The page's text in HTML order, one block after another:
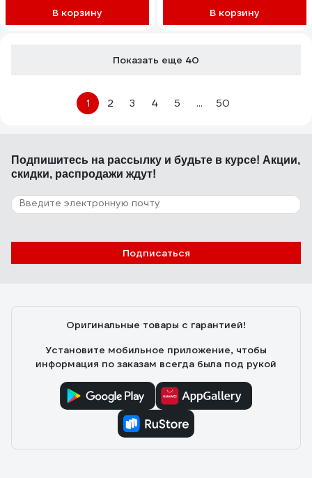
Инновации" 27 мм 21548
В корзину В корзину
Показать еще 40
1 2 3 4 5 ... 50
Подпишитесь на рассылку и будьте в курсе! Акции,
скидки, распродажи ждут!
Подписаться
Оригинальные товары с гарантией!
Установите мобильное приложение, чтобы
информация по заказам всегда была под рукой